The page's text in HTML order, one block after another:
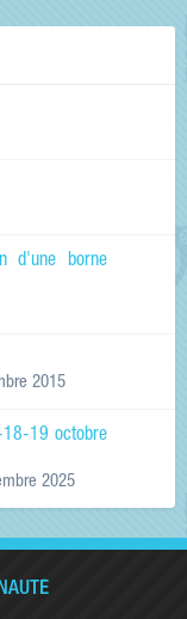
d'une borne
2015
19 octobre
2025